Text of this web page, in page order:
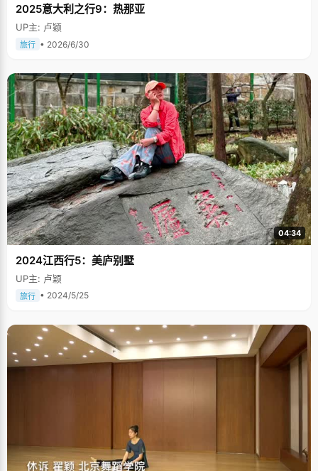
2025意大利之行9：热那亚
UP主: 卢颖
旅行 • 2026/6/30
04:34
2024江西行5：美庐别墅
UP主: 卢颖
旅行 • 2024/5/25